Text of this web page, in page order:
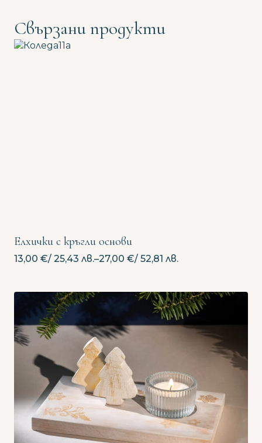
Свързани продукти
Елхички с кръгли основи
13,00 €/ 25,43 лв.–27,00 €/ 52,81 лв.
Price
/
25,43 лв.
through
27,00 €
/
52,81 лв.